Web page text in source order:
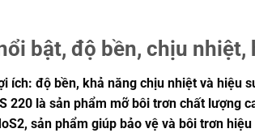
bật, độ bền, chịu nhiệt,
ích: độ bền, khả năng chịu nhiệt và hiệu
220 là sản phẩm mỡ bôi trơn chất lượng
sản phẩm giúp bảo vệ và bôi trơn